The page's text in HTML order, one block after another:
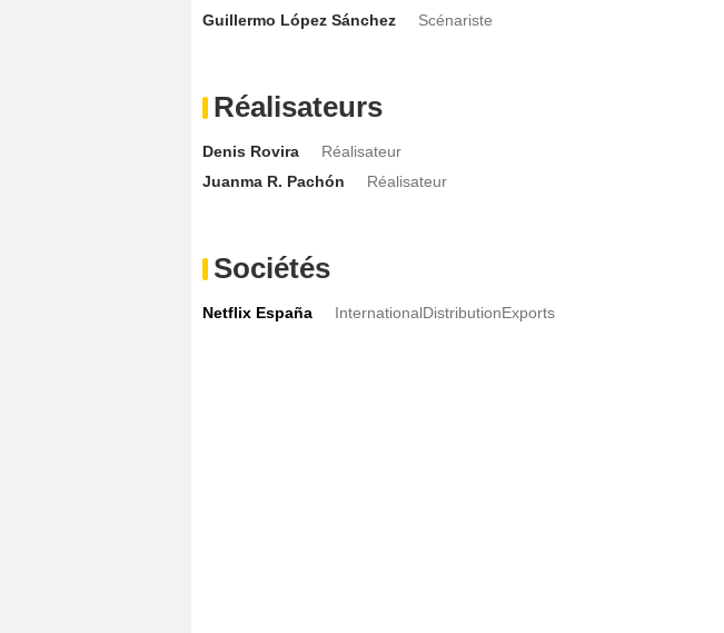
Guillermo López Sánchez
Scénariste
Réalisateurs
Denis Rovira
Réalisateur
Juanma R. Pachón
Réalisateur
Sociétés
Netflix España InternationalDistributionExports